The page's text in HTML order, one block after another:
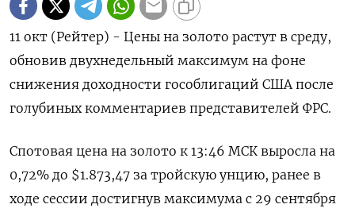
11 окт (Рейтер) - Цены на золото растут в среду,
обновив двухнедельный максимум на фоне
снижения доходности гособлигаций США после
голубиных комментариев представителей ФРС.
Спотовая цена на золото к 13:46 МСК выросла на
0,72% до $1.873,47​ за тройскую унцию, ранее в
ходе сессии достигнув максимума с 29 сентября